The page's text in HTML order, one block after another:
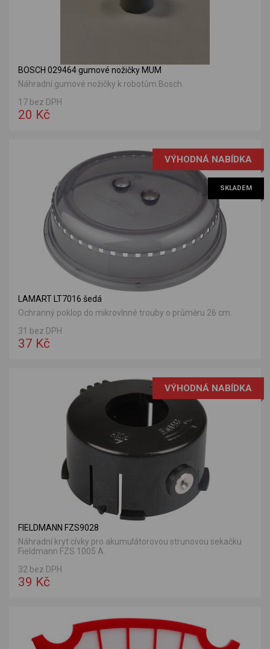
BOSCH 029464 gumové nožičky MUM
Náhradní gumové nožičky k robotům Bosch.
17 bez DPH
20 Kč
VÝHODNÁ NABÍDKA
SKLADEM
LAMART LT7016 šedá
Ochranný poklop do mikrovlnné trouby o průměru 26 cm.
31 bez DPH
37 Kč
VÝHODNÁ NABÍDKA
FIELDMANN FZS9028
Náhradní kryt cívky pro akumulátorovou strunovou sekačku
Fieldmann FZS 1005 A.
32 bez DPH
39 Kč